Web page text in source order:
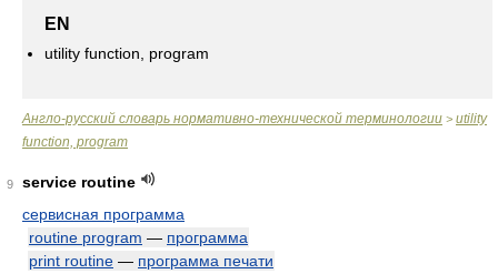
EN
utility function, program
Англо-русский словарь нормативно-технической терминологии > utility
function, program
9
service routine
сервисная программа
routine program — программа
print routine — программа печати